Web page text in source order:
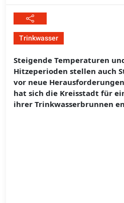
Trinkwasser
Steigende Temperaturen
Hitzeperioden stellen auch
vor neue
hat sich die Kreisstadt für
ihrer Trinkwasserbrunnen